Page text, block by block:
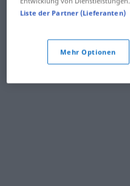
Liste der Partner (Lieferanten)
Mehr Optionen